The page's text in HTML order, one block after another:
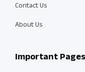
Contact Us
About Us
Important Pages